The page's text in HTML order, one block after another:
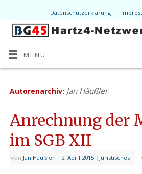
Datenschutzerklärung
MENÜ
Autorenarchiv: Jan Häußler
Anrechnung der
im SGB XII
Von Jan Häußler | 2. April 2015 | Juristisches